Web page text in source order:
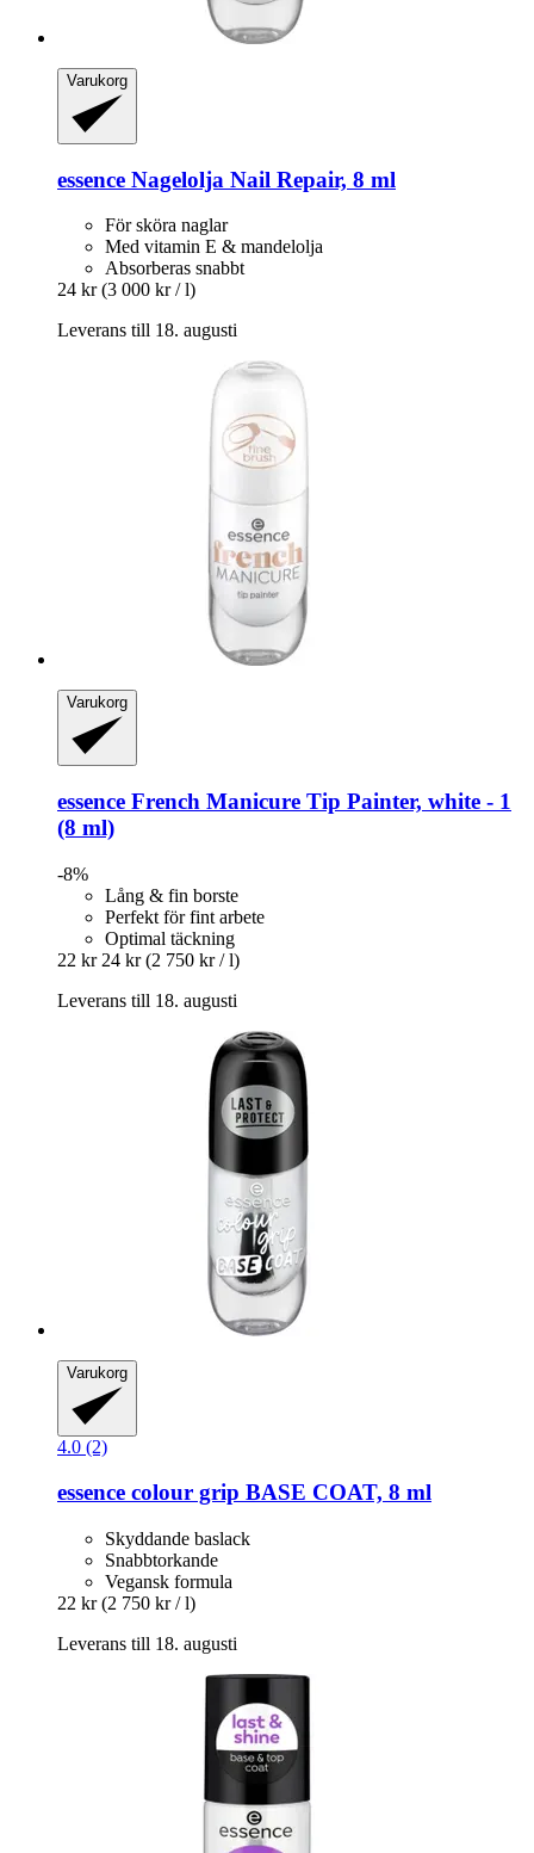
Varukorg
essence Nagelolja Nail Repair, 8 ml
För sköra naglar
Med vitamin E & mandelolja
Absorberas snabbt
24 kr (3 000 kr / l)
Leverans till 18. augusti
Varukorg
essence French Manicure Tip Painter, white -​ 1
(8 ml)
-8%
Lång & fin borste
Perfekt för fint arbete
Optimal täckning
22 kr 24 kr (2 750 kr / l)
Leverans till 18. augusti
Varukorg
4.0 (2)
essence colour grip BASE COAT, 8 ml
Skyddande baslack
Snabbtorkande
Vegansk formula
22 kr (2 750 kr / l)
Leverans till 18. augusti